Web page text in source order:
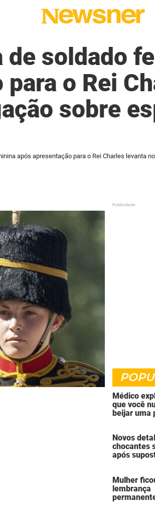
soldado
o Rei
sobre
Médico
que você
beijar uma
Novos
chocantes
após
por
a família de
Mulher
lembrança